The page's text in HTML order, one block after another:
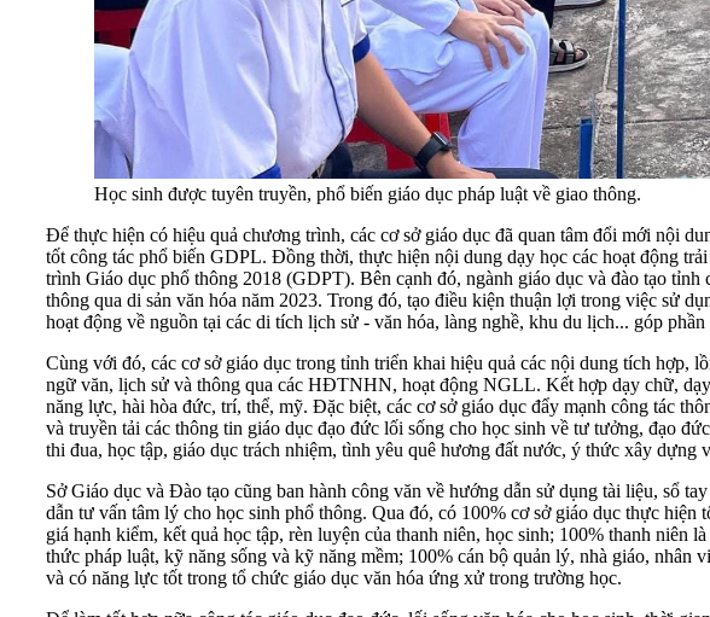
Học sinh được tuyên truyền, phổ biến giáo dục pháp luật về giao thông.
Để thực hiện có hiệu quả chương trình, các cơ sở giáo dục đã quan tâm đổi mới nội
tốt công tác phổ biến GDPL. Đồng thời, thực hiện nội dung dạy học các hoạt động
trình Giáo dục phổ thông 2018 (GDPT). Bên cạnh đó, ngành giáo dục và đào tạo
thông qua di sản văn hóa năm 2023. Trong đó, tạo điều kiện thuận lợi trong việc sử
hoạt động về nguồn tại các di tích lịch sử - văn hóa, làng nghề, khu du lịch... góp
Cùng với đó, các cơ sở giáo dục trong tỉnh triển khai hiệu quả các nội dung tích hợp,
ngữ văn, lịch sử và thông qua các HĐTNHN, hoạt động NGLL. Kết hợp dạy chữ,
năng lực, hài hòa đức, trí, thể, mỹ. Đặc biệt, các cơ sở giáo dục đẩy mạnh công tác
và truyền tải các thông tin giáo dục đạo đức lối sống cho học sinh về tư tưởng, đạo
thi đua, học tập, giáo dục trách nhiệm, tình yêu quê hương đất nước, ý thức xây
Sở Giáo dục và Đào tạo cũng ban hành công văn về hướng dẫn sử dụng tài liệu, sổ
dẫn tư vấn tâm lý cho học sinh phổ thông. Qua đó, có 100% cơ sở giáo dục thực
giá hạnh kiểm, kết quả học tập, rèn luyện của thanh niên, học sinh; 100% thanh
thức pháp luật, kỹ năng sống và kỹ năng mềm; 100% cán bộ quản lý, nhà giáo,
và có năng lực tốt trong tổ chức giáo dục văn hóa ứng xử trong trường học.